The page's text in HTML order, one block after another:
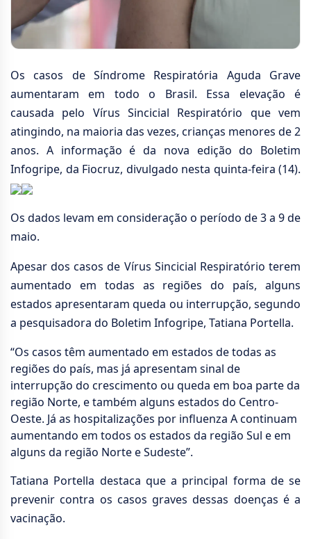
Os casos de Síndrome Respiratória Aguda Grave
aumentaram em todo o Brasil. Essa elevação é
causada pelo Vírus Sincicial Respiratório que vem
atingindo, na maioria das vezes, crianças menores de 2
anos. A informação é da nova edição do Boletim
Infogripe, da Fiocruz, divulgado nesta quinta-feira (14).
Os dados levam em consideração o período de 3 a 9 de
maio.
Apesar dos casos de Vírus Sincicial Respiratório terem
aumentado em todas as regiões do país, alguns
estados apresentaram queda ou interrupção, segundo
a pesquisadora do Boletim Infogripe, Tatiana Portella.
“Os casos têm aumentado em estados de todas as
regiões do país, mas já apresentam sinal de
interrupção do crescimento ou queda em boa parte da
região Norte, e também alguns estados do Centro-
Oeste. Já as hospitalizações por influenza A continuam
aumentando em todos os estados da região Sul e em
alguns da região Norte e Sudeste”.
Tatiana Portella destaca que a principal forma de se
prevenir contra os casos graves dessas doenças é a
vacinação.